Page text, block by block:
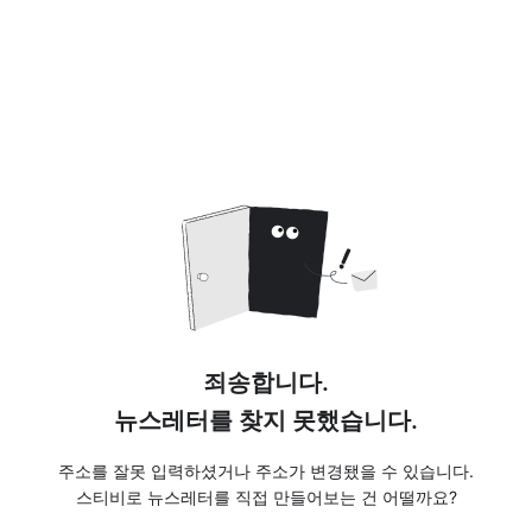
죄송합니다.
뉴스레터를 찾지 못했습니다.
주소를 잘못 입력하셨거나 주소가 변경됐을 수 있습니다.
스티비로 뉴스레터를 직접 만들어보는 건 어떨까요?